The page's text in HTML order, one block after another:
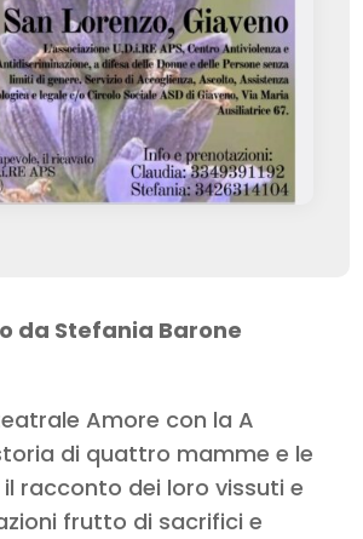
da Stefania Barone
Amore con la A
di quattro mamme e le
racconto dei loro vissuti e
frutto di sacrifici e